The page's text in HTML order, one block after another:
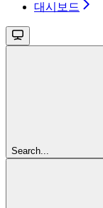
대시보드
Search...